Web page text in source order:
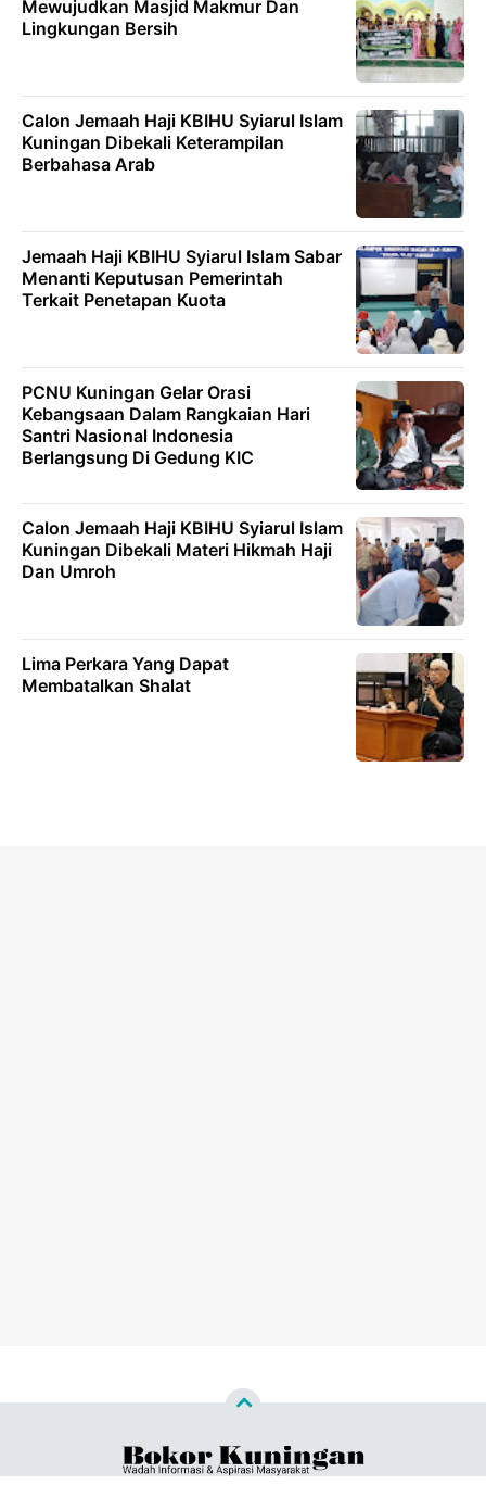
Mewujudkan Masjid Makmur Dan
Lingkungan Bersih
Calon Jemaah Haji KBIHU Syiarul Islam
Kuningan Dibekali Keterampilan
Berbahasa Arab
Jemaah Haji KBIHU Syiarul Islam Sabar
Menanti Keputusan Pemerintah
Terkait Penetapan Kuota
PCNU Kuningan Gelar Orasi
Kebangsaan Dalam Rangkaian Hari
Santri Nasional Indonesia
Berlangsung Di Gedung KIC
Calon Jemaah Haji KBIHU Syiarul Islam
Kuningan Dibekali Materi Hikmah Haji
Dan Umroh
Lima Perkara Yang Dapat
Membatalkan Shalat